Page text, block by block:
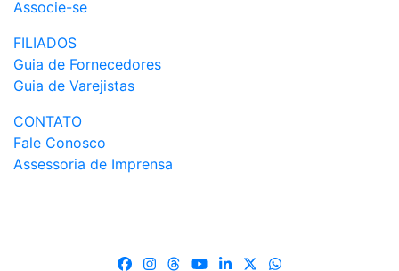
Associe-se
FILIADOS
Guia de Fornecedores
Guia de Varejistas
CONTATO
Fale Conosco
Assessoria de Imprensa